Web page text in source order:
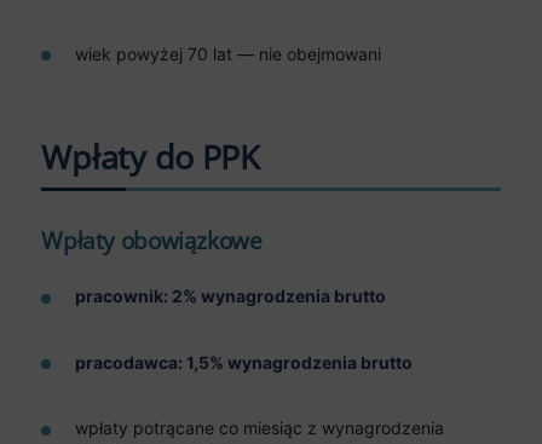
wiek powyżej 70 lat — nie obejmowani
Wpłaty do PPK
Wpłaty obowiązkowe
pracownik: 2% wynagrodzenia brutto
pracodawca: 1,5% wynagrodzenia brutto
wpłaty potrącane co miesiąc z wynagrodzenia